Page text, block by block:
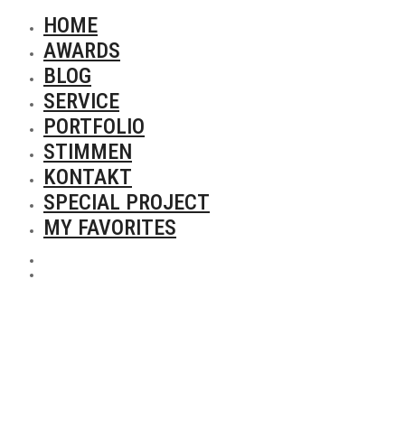
HOME
AWARDS
BLOG
SERVICE
PORTFOLIO
STIMMEN
KONTAKT
SPECIAL PROJECT
MY FAVORITES